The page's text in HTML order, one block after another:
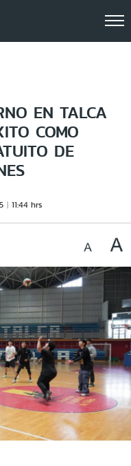
EN TALCA
COMO
DE
11:44 hrs